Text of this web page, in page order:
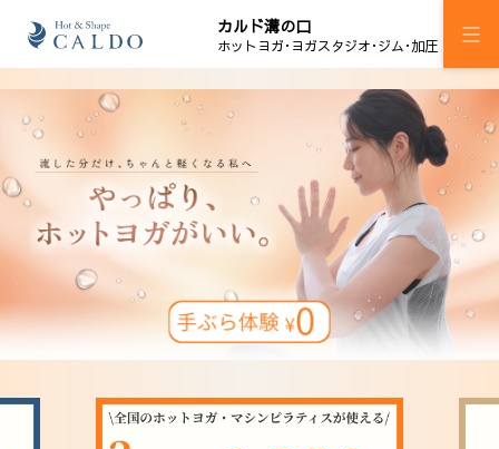
カルド溝の口
ホットヨガ･ヨガスタジオ･ジム･加圧
施設案内
プログラム
スケジュール
マピラセミ
ジム